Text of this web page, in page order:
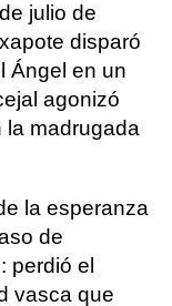
julio de
disparó
Ángel en un
agonizó
la madrugada
la esperanza
de
perdió el
vasca que